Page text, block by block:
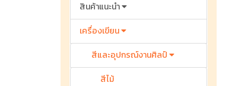
สินค้าแนะนำ
เครื่องเขียน
สีและอุปกรณ์งานศิลป์
สีไม้